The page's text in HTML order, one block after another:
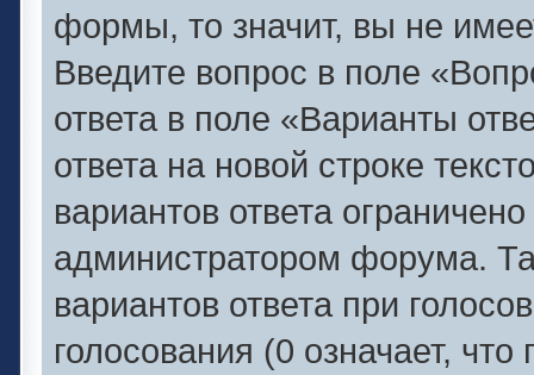
формы, то значит, вы не
Введите вопрос в поле
ответа в поле «Варианты
ответа на новой строке
вариантов ответа
администратором форума.
вариантов ответа при
голосования (0 означает,